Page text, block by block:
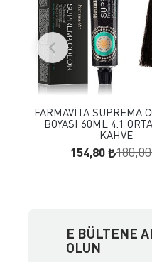
FAVORILERE EKLE
SEPETE EKLE
FARMAVİTA SUPREMA
BOYASI 60ML 4.1
KAHVE
154,80
E BÜLTENE
OLUN